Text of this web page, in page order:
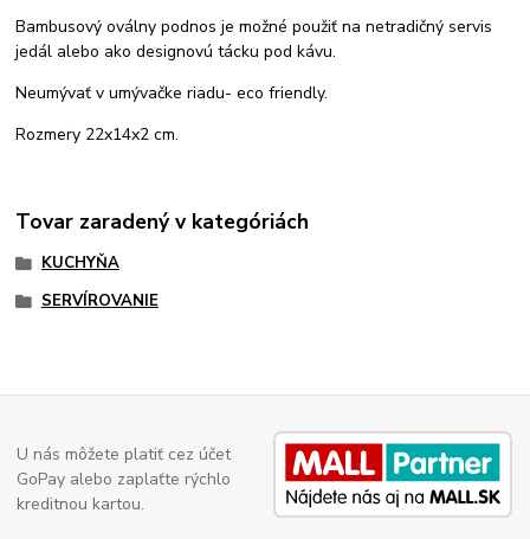
Bambusový oválny podnos je možné použiť na netradičný servis
jedál alebo ako designovú tácku pod kávu.
Neumývať v umývačke riadu- eco friendly.
Rozmery 22x14x2 cm.
Tovar zaradený v kategóriách
KUCHYŇA
SERVÍROVANIE
U nás môžete platiť cez účet
GoPay alebo zaplaťte rýchlo
kreditnou kartou.